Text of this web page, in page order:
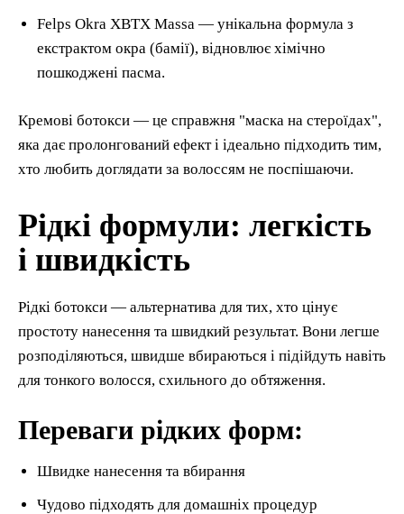
Felps Okra XBTX Massa — унікальна формула з
екстрактом окра (бамії), відновлює хімічно
пошкоджені пасма.
Кремові ботокси — це справжня "маска на стероїдах",
яка дає пролонгований ефект і ідеально підходить тим,
хто любить доглядати за волоссям не поспішаючи.
Рідкі формули: легкість
і швидкість
Рідкі ботокси — альтернатива для тих, хто цінує
простоту нанесення та швидкий результат. Вони легше
розподіляються, швидше вбираються і підійдуть навіть
для тонкого волосся, схильного до обтяження.
Переваги рідких форм:
Швидке нанесення та вбирання
Чудово підходять для домашніх процедур